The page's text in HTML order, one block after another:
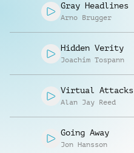
Gray Headlines
Arno Brugger
Hidden Verity
Joachim Tospann
Virtual Attacks
Alan Jay Reed
Going Away
Jon Hansson